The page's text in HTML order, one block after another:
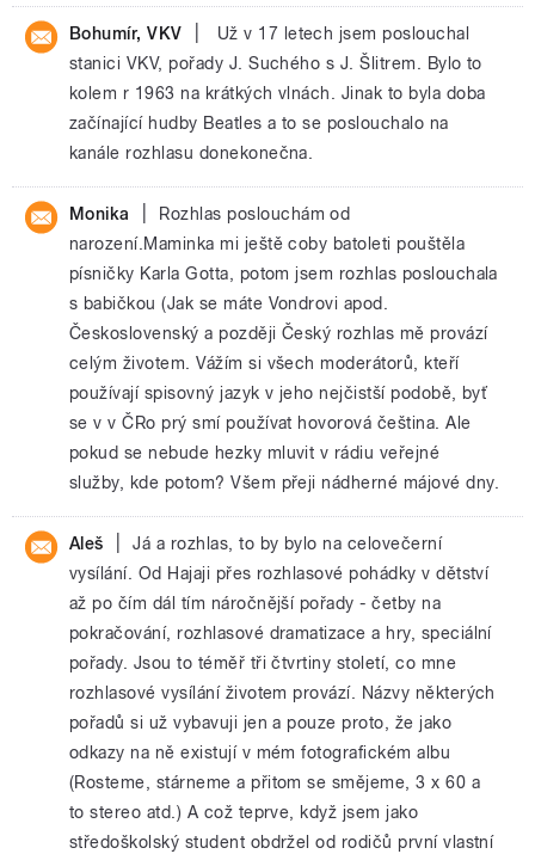
Bohumír, VKV
Už v 17 letech jsem poslouchal
stanici VKV, pořady J. Suchého s J. Šlitrem. Bylo to
kolem r 1963 na krátkých vlnách. Jinak to byla doba
začínající hudby Beatles a to se poslouchalo na
kanále rozhlasu donekonečna.
Monika
Rozhlas poslouchám od
narození.Maminka mi ještě coby batoleti pouštěla
písničky Karla Gotta, potom jsem rozhlas poslouchala
s babičkou (Jak se máte Vondrovi apod.
Československý a později Český rozhlas mě provází
celým životem. Vážím si všech moderátorů, kteří
používají spisovný jazyk v jeho nejčistší podobě, byť
se v v ČRo prý smí používat hovorová čeština. Ale
pokud se nebude hezky mluvit v rádiu veřejné
služby, kde potom? Všem přeji nádherné májové dny.
Aleš
Já a rozhlas, to by bylo na celovečerní
vysílání. Od Hajaji přes rozhlasové pohádky v dětství
až po čím dál tím náročnější pořady - četby na
pokračování, rozhlasové dramatizace a hry, speciální
pořady. Jsou to téměř tři čtvrtiny století, co mne
rozhlasové vysílání životem provází. Názvy některých
pořadů si už vybavuji jen a pouze proto, že jako
odkazy na ně existují v mém fotografickém albu
(Rosteme, stárneme a přitom se smějeme, 3 x 60 a
to stereo atd.) A což teprve, když jsem jako
středoškolský student obdržel od rodičů první vlastní